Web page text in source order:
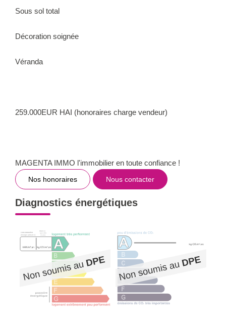
Sous sol total
Décoration soignée
Véranda
259.000EUR HAI (honoraires charge vendeur)
MAGENTA IMMO l'immobilier en toute confiance !
Nos honoraires Nous contacter
Diagnostics énergétiques